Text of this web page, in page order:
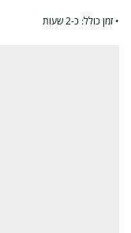
• זמן כולל: כ-2 שעות